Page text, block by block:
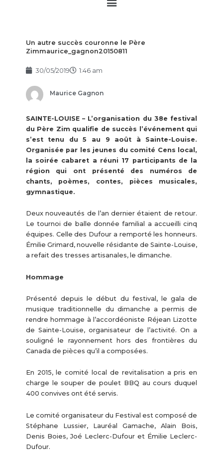
Un autre succès couronne le Père
Zimmaurice_gagnon20150811
30/05/2019 1:46 am
Maurice Gagnon
SAINTE-LOUISE – L’organisation du 38e festival
du Père Zim qualifie de succès l’événement qui
s’est tenu du 5 au 9 août à Sainte-Louise.
Organisée par les jeunes du comité Cens local,
la soirée cabaret a réuni 17 participants de la
région qui ont présenté des numéros de
chants, poèmes, contes, pièces musicales,
gymnastique.
Deux nouveautés de l’an dernier étaient de retour.
Le tournoi de balle donnée familial a accueilli cinq
équipes. Celle des Dufour a remporté les honneurs.
Émilie Grimard, nouvelle résidante de Sainte-Louise,
a refait des tresses artisanales, le dimanche.
Hommage
Présenté depuis le début du festival, le gala de
musique traditionnelle du dimanche a permis de
rendre hommage à l’accordéoniste Réjean Lizotte
de Sainte-Louise, organisateur de l’activité. On a
souligné le rayonnement hors des frontières du
Canada de pièces qu’il a composées.
En 2015, le comité local de revitalisation a pris en
charge le souper de poulet BBQ au cours duquel
400 convives ont été servis.
Le comité organisateur du Festival est composé de
Stéphane Lussier, Lauréal Gamache, Alain Bois,
Denis Boies, Joé Leclerc-Dufour et Émilie Leclerc-
Dufour.